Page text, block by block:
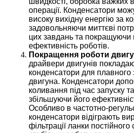
операції. Конденсатори
високу вихідну енергію за
задовольняючи миттєві
цих завдань та покращуючи
ефективність роботів.
Покращення роботи
драйвери двигунів
конденсатори для плавного
двигуна. Конденсатори
коливання під час запуску
збільшуючи його
Особливо в частотно-
конденсатори відіграють
фільтрації ланки